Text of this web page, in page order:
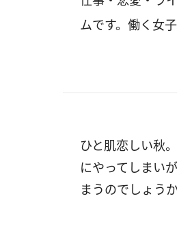
ムです。働く女
ひと肌恋しい秋
にやってしまい
まうのでしょう